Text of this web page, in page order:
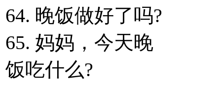
64. 晚饭做好了吗?
65. 妈妈，今天晚
饭吃什么?